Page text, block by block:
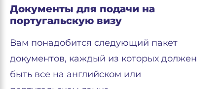
Документы для подачи на
португальскую визу
Вам понадобится следующий пакет
документов, каждый из которых должен
быть все на английском или